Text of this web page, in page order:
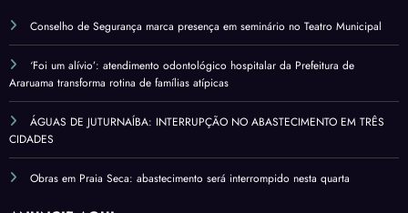
Conselho de Segurança marca presença em seminário no Teatro Municipal
‘Foi um alívio’: atendimento odontológico hospitalar da Prefeitura de
Araruama transforma rotina de famílias atípicas
ÁGUAS DE JUTURNAÍBA: INTERRUPÇÃO NO ABASTECIMENTO EM TRÊS
CIDADES
Obras em Praia Seca: abastecimento será interrompido nesta quarta